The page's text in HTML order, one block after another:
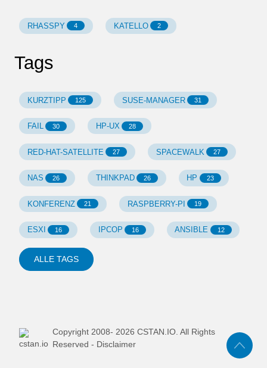
RHASSPY 4 KATELLO 2
Tags
KURZTIPP 125 SUSE-MANAGER 31
FAIL 30 HP-UX 28
RED-HAT-SATELLITE 27 SPACEWALK 27
NAS 26 THINKPAD 26 HP 23
KONFERENZ 21 RASPBERRY-PI 19
ESXI 16 IPCOP 16 ANSIBLE 12
ALLE TAGS
Copyright 2008- 2026 CSTAN.IO. All Rights
Reserved - Disclaimer